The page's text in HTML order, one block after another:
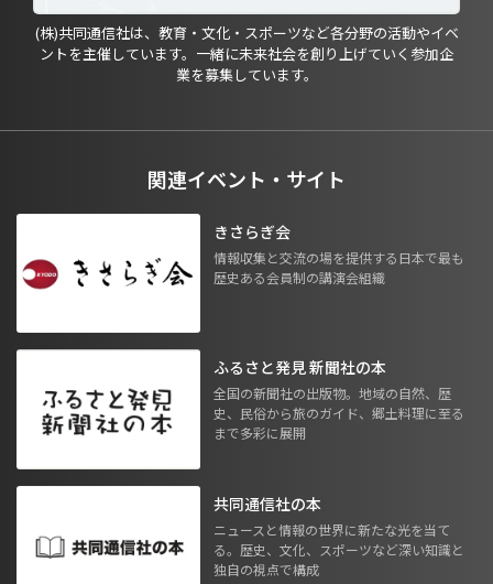
(株)共同通信社は、教育・文化・スポーツなど各分野の活動やイベ
ントを主催しています。一緒に未来社会を創り上げていく参加企
業を募集しています。
関連イベント・サイト
きさらぎ会
情報収集と交流の場を提供する日本で最も
歴史ある会員制の講演会組織
ふるさと発見 新聞社の本
全国の新聞社の出版物。地域の自然、歴
史、民俗から旅のガイド、郷土料理に至る
まで多彩に展開
共同通信社の本
ニュースと情報の世界に新たな光を当て
る。歴史、文化、スポーツなど深い知識と
独自の視点で構成